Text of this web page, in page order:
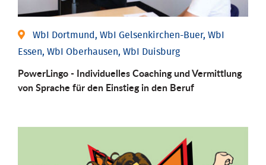
WbI Dortmund, WbI Gelsenkirchen-Buer, WbI
Essen, WbI Oberhausen, WbI Duisburg
PowerLingo - Individuelles Coaching und Vermittlung
von Sprache für den Einstieg in den Beruf